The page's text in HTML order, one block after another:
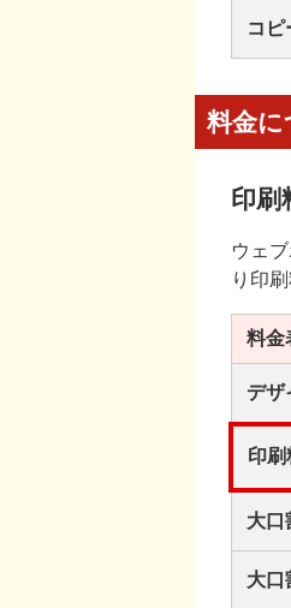
コピ
料金に
印刷
ウェ
り印
料金
デザ
印刷
大口
大口